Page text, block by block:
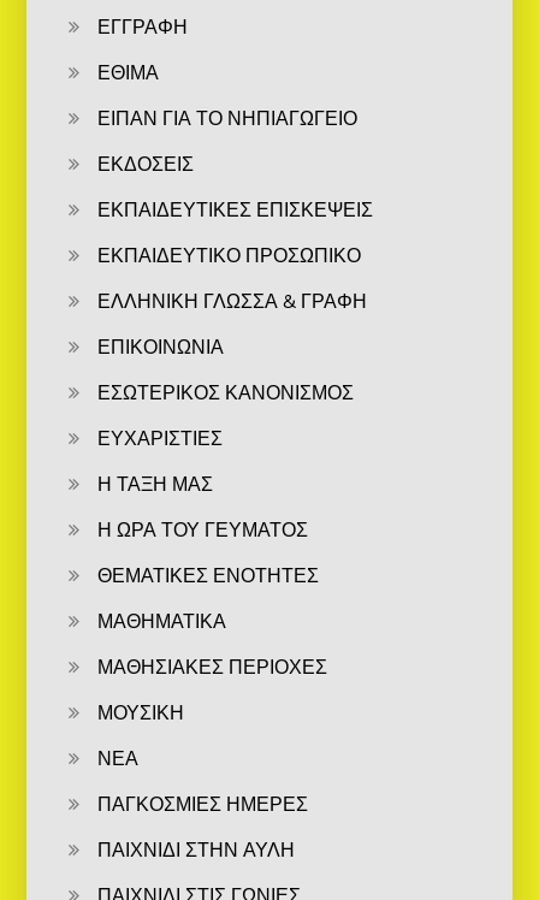
ΕΓΓΡΑΦΗ
ΕΘΙΜΑ
ΕΙΠΑΝ ΓΙΑ ΤΟ ΝΗΠΙΑΓΩΓΕΙΟ
ΕΚΔΟΣΕΙΣ
ΕΚΠΑΙΔΕΥΤΙΚΕΣ ΕΠΙΣΚΕΨΕΙΣ
ΕΚΠΑΙΔΕΥΤΙΚΟ ΠΡΟΣΩΠΙΚΟ
ΕΛΛΗΝΙΚΗ ΓΛΩΣΣΑ & ΓΡΑΦΗ
ΕΠΙΚΟΙΝΩΝΙΑ
ΕΣΩΤΕΡΙΚΟΣ ΚΑΝΟΝΙΣΜΟΣ
ΕΥΧΑΡΙΣΤΙΕΣ
Η ΤΑΞΗ ΜΑΣ
Η ΩΡΑ ΤΟΥ ΓΕΥΜΑΤΟΣ
ΘΕΜΑΤΙΚΕΣ ΕΝΟΤΗΤΕΣ
ΜΑΘΗΜΑΤΙΚΑ
ΜΑΘΗΣΙΑΚΕΣ ΠΕΡΙΟΧΕΣ
ΜΟΥΣΙΚΗ
ΝΕΑ
ΠΑΓΚΟΣΜΙΕΣ ΗΜΕΡΕΣ
ΠΑΙΧΝΙΔΙ ΣΤΗΝ ΑΥΛΗ